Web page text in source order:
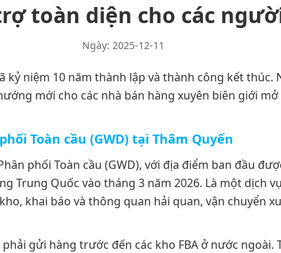
toàn diện cho các
Ngày: 2025-12-11
kỷ niệm 10 năm thành lập và thành công kết
mới cho các nhà bán hàng xuyên biên giới
Toàn cầu (GWD) tại Thâm Quyến
phối Toàn cầu (GWD), với địa điểm ban đầu
Trung Quốc vào tháng 3 năm 2026. Là một dịch
khai báo và thông quan hải quan, vận chuyển
gửi hàng trước đến các kho FBA ở nước